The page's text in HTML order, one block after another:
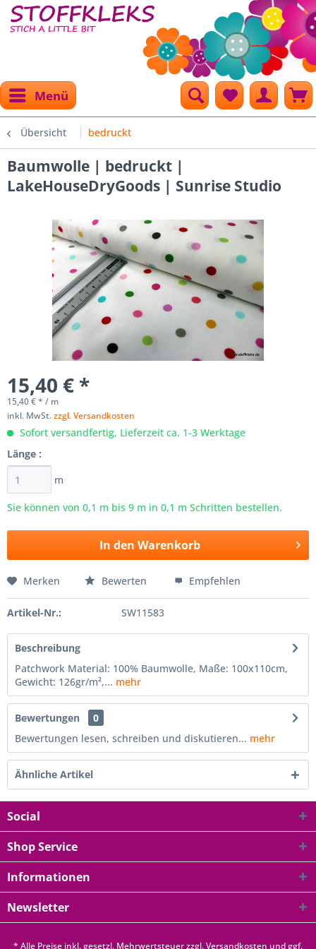
Menü
Übersicht bedruckt
Baumwolle | bedruckt |
LakeHouseDryGoods | Sunrise Studio
15,40 € *
15,40 € * / m
inkl. MwSt.zzgl. Versandkosten
Sofort versandfertig, Lieferzeit ca. 1-3 Werktage
Länge :
m
Sie können von 0,1 m bis 9 m in 0,1 m Schritten bestellen.
In den Warenkorb
Merken Bewerten Empfehlen
Artikel-Nr.: SW11583
Beschreibung
Patchwork Material: 100% Baumwolle, Maße: 100x110cm,
Gewicht: 126gr/m²,... mehr
Bewertungen
0
Bewertungen lesen, schreiben und diskutieren... mehr
Ähnliche Artikel
Social
Shop Service
Informationen
Newsletter
* Alle Preise inkl. gesetzl. Mehrwertsteuer zzgl.Versandkosten und ggf.